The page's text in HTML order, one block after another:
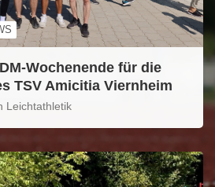
Wochenende für die
TSV Amicitia Viernheim
Leichtathletik